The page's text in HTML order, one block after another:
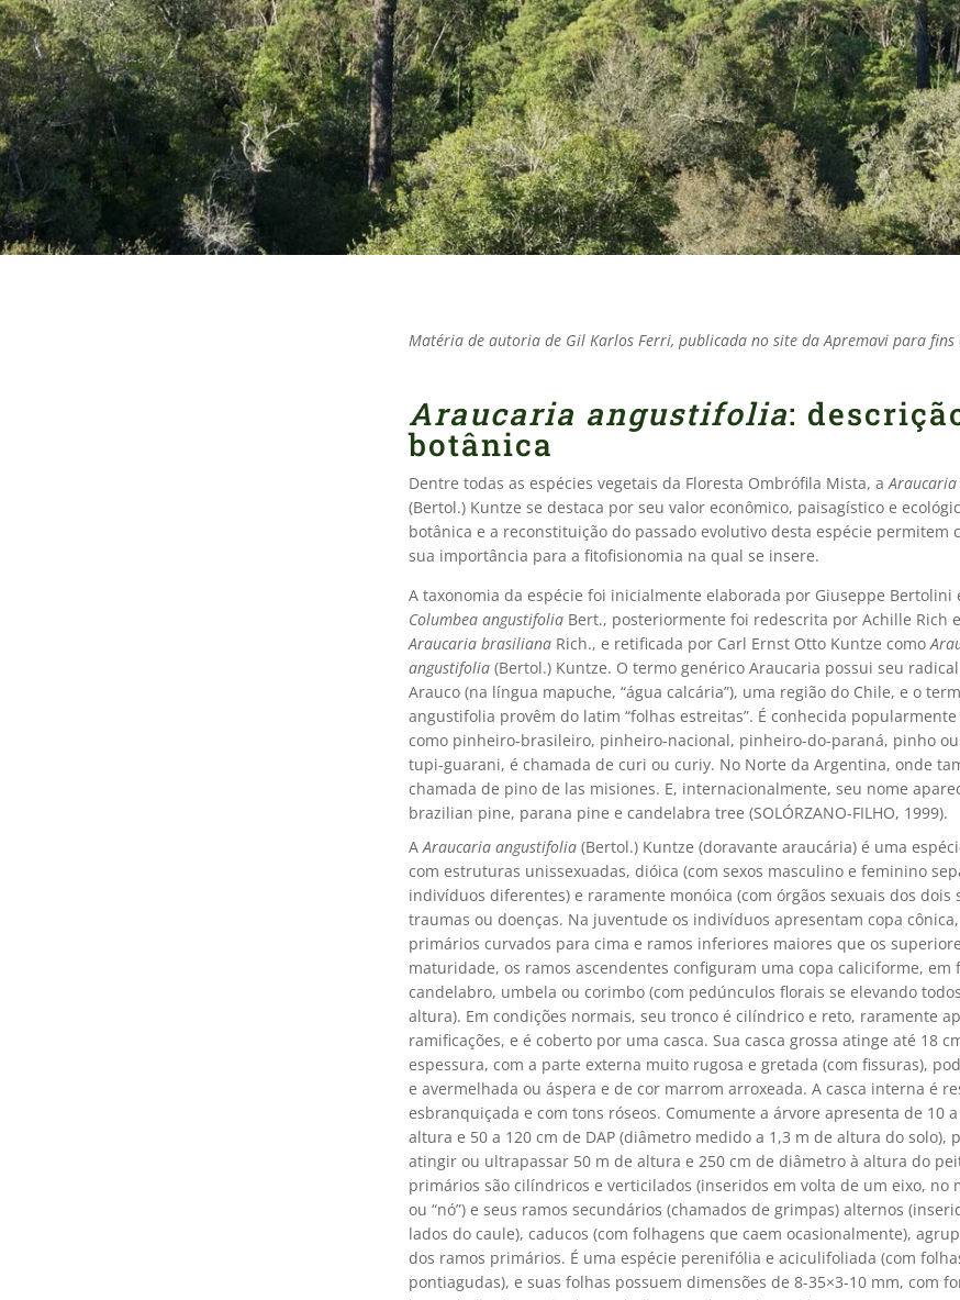
Matéria de autoria de Gil Karlos Ferri, publicada no site da Apremavi para fins
Araucaria angustifolia:
botânica
Dentre todas as espécies vegetais da Floresta Ombrófila Mista, a
(Bertol.) Kuntze se destaca por seu valor econômico, paisagístico e
botânica e a reconstituição do passado evolutivo desta espécie permitem
sua importância para a fitofisionomia na qual se insere.
A taxonomia da espécie foi inicialmente elaborada por Giuseppe Bertolini
Columbea angustifolia Bert., posteriormente foi redescrita por Achille Rich
Araucaria brasiliana Rich., e retificada por Carl Ernst Otto Kuntze como
angustifolia (Bertol.) Kuntze. O termo genérico Araucaria possui seu
Arauco (na língua mapuche, “água calcária”), uma região do Chile, e o
angustifolia provêm do latim “folhas estreitas”. É conhecida
como pinheiro-brasileiro, pinheiro-nacional, pinheiro-do-paraná, pinho
tupi-guarani, é chamada de curi ou curiy. No Norte da Argentina, onde
chamada de pino de las misiones. E, internacionalmente, seu nome
brazilian pine, parana pine e candelabra tree (SOLÓRZANO-FILHO, 1999).
AAraucaria angustifolia (Bertol.) Kuntze (doravante araucária) é uma
com estruturas unissexuadas, dióica (com sexos masculino e feminino
indivíduos diferentes) e raramente monóica (com órgãos sexuais dos dois
traumas ou doenças. Na juventude os indivíduos apresentam copa
primários curvados para cima e ramos inferiores maiores que os
maturidade, os ramos ascendentes configuram uma copa caliciforme, em
candelabro, umbela ou corimbo (com pedúnculos florais se elevando
altura). Em condições normais, seu tronco é cilíndrico e reto, raramente
ramificações, e é coberto por uma casca. Sua casca grossa atinge até 18
espessura, com a parte externa muito rugosa e gretada (com fissuras),
e avermelhada ou áspera e de cor marrom arroxeada. A casca interna é
esbranquiçada e com tons róseos. Comumente a árvore apresenta de 10
altura e 50 a 120 cm de DAP (diâmetro medido a 1,3 m de altura do solo),
atingir ou ultrapassar 50 m de altura e 250 cm de diâmetro à altura do
primários são cilíndricos e verticilados (inseridos em volta de um eixo, no
ou “nó”) e seus ramos secundários (chamados de grimpas) alternos
lados do caule), caducos (com folhagens que caem ocasionalmente),
dos ramos primários. É uma espécie perenifólia e aciculifoliada (com
pontiagudas), e suas folhas possuem dimensões de 8-35×3-10 mm, com